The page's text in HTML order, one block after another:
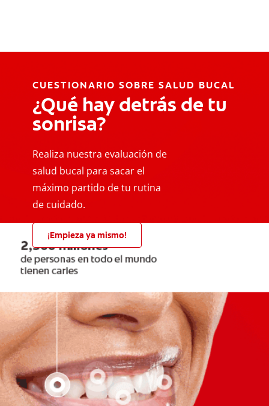
CUESTIONARIO SOBRE SALUD BUCAL
¿Qué hay detrás de tu
sonrisa?
Realiza nuestra evaluación de
salud bucal para sacar el
máximo partido de tu rutina
de cuidado.
¡Empieza ya mismo!